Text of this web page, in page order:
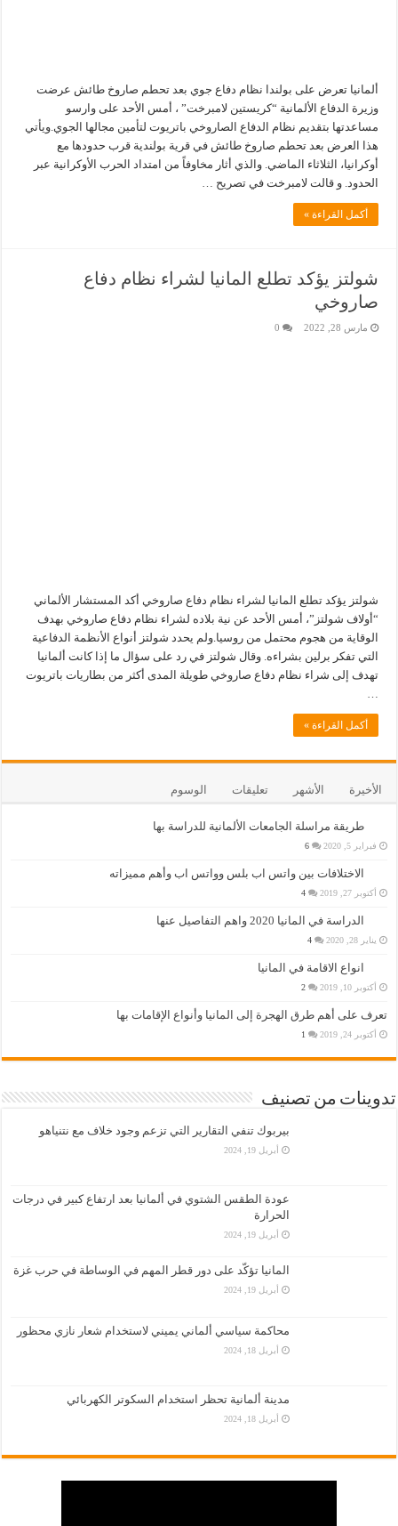
ألمانيا تعرض على بولندا نظام دفاع جوي بعد تحطم صاروخ طائش عرضت
وزيرة الدفاع الألمانية “كريستين لامبرخت” ، أمس الأحد على وارسو
مساعدتها بتقديم نظام الدفاع الصاروخي باتريوت لتأمين مجالها الجوي.ويأتي
هذا العرض بعد تحطم صاروخ طائش في قرية بولندية قرب حدودها مع
أوكرانيا، الثلاثاء الماضي. والذي أثار مخاوفاً من امتداد الحرب الأوكرانية عبر
الحدود. و قالت لامبرخت في تصريح …
أكمل القراءة »
شولتز يؤكد تطلع المانيا لشراء نظام دفاع
صاروخي
مارس 28, 2022 0
شولتز يؤكد تطلع المانيا لشراء نظام دفاع صاروخي أكد المستشار الألماني
“أولاف شولتز”، أمس الأحد عن نية بلاده لشراء نظام دفاع صاروخي بهدف
الوقاية من هجوم محتمل من روسيا.ولم يحدد شولتز أنواع الأنظمة الدفاعية
التي تفكر برلين بشراءه. وقال شولتز في رد على سؤال ما إذا كانت ألمانيا
تهدف إلى شراء نظام دفاع صاروخي طويلة المدى أكثر من بطاريات باتريوت
أكمل القراءة »
الأخيرة الأشهر تعليقات الوسوم
طريقة مراسلة الجامعات الألمانية للدراسة بها
فبراير 5, 2020 6
الاختلافات بين واتس اب بلس وواتس اب وأهم مميزاته
أكتوبر 27, 2019 4
الدراسة في المانيا 2020 واهم التفاصيل عنها
يناير 28, 2020 4
انواع الاقامة في المانيا
أكتوبر 10, 2019 2
تعرف على أهم طرق الهجرة إلى المانيا وأنواع الإقامات بها
أكتوبر 24, 2019 1
تدوينات من تصنيف
بيربوك تنفي التقارير التي تزعم وجود خلاف مع نتنياهو
أبريل 19, 2024
عودة الطقس الشتوي في ألمانيا بعد ارتفاع كبير في درجات
الحرارة
أبريل 19, 2024
المانيا تؤكّد على دور قطر المهم في الوساطة في حرب غزة
أبريل 19, 2024
محاكمة سياسي ألماني يميني لاستخدام شعار نازي محظور
أبريل 18, 2024
مدينة ألمانية تحظر استخدام السكوتر الكهربائي
أبريل 18, 2024